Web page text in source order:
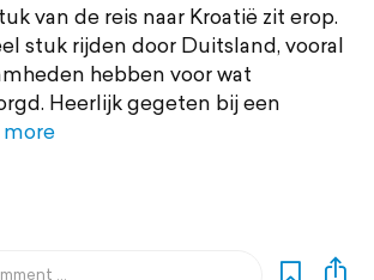
van de reis naar Kroatië zit erop.
stuk rijden door Duitsland, vooral
hebben voor wat
Heerlijk gegeten bij een
more